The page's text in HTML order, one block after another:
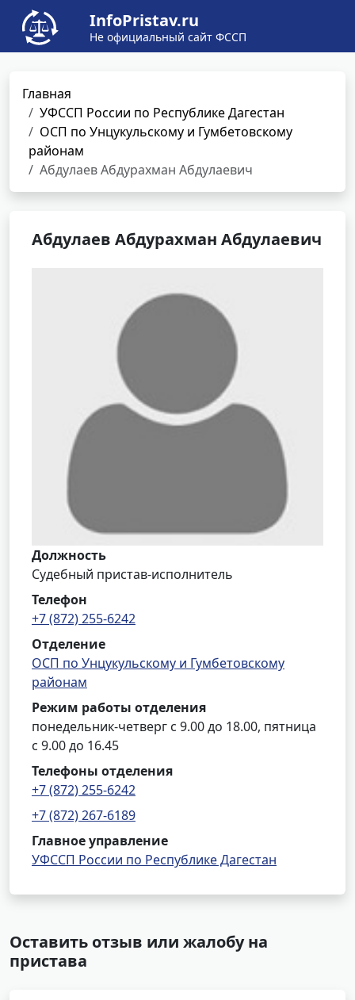
InfoPristav.ru
Не официальный сайт ФССП
Главная
УФССП России по Республике Дагестан
ОСП по Унцукульскому и Гумбетовскому
районам
Абдулаев Абдурахман Абдулаевич
Абдулаев Абдурахман Абдулаевич
Должность
Судебный пристав-исполнитель
Телефон
+7 (872) 255-6242
Отделение
ОСП по Унцукульскому и Гумбетовскому
районам
Режим работы отделения
понедельник-четверг с 9.00 до 18.00, пятница
с 9.00 до 16.45
Телефоны отделения
+7 (872) 255-6242
+7 (872) 267-6189
Главное управление
УФССП России по Республике Дагестан
Оставить отзыв или жалобу на
пристава